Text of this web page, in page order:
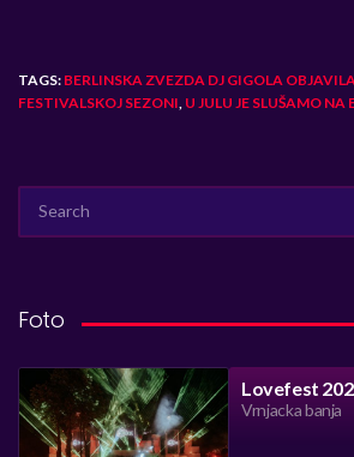
TAGS: BERLINSKA ZVEZDA DJ GIGOLA
FESTIVALSKOJ SEZONI U JULU JE SLUŠAMO NA
FOR:
Foto
Lovefest
Vrnjacka banja